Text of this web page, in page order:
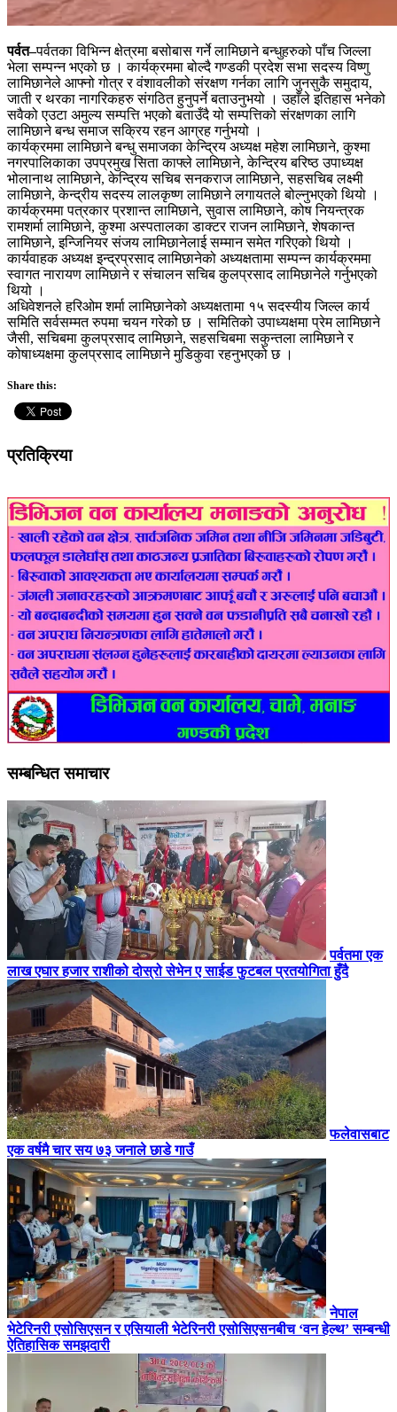
पर्वत–पर्वतका विभिन्न क्षेत्रमा बसोबास गर्ने लामिछाने बन्धुहरुको पाँच जिल्ला
भेला सम्पन्न भएको छ । कार्यक्रममा बोल्दै गण्डकी प्रदेश सभा सदस्य विष्णु
लामिछानेले आफ्नो गोत्र र वंशावलीको संरक्षण गर्नका लागि जुनसुकै समुदाय,
जाती र थरका नागरिकहरु संगठित हुनुपर्ने बताउनुभयो । उहाँले इतिहास भनेको
सवैको एउटा अमुल्य सम्पत्ति भएको बताउँदै यो सम्पत्तिको संरक्षणका लागि
लामिछाने बन्ध समाज सक्रिय रहन आग्रह गर्नुभयो ।
कार्यक्रममा लामिछाने बन्धु समाजका केन्द्रिय अध्यक्ष महेश लामिछाने, कुश्मा
नगरपालिकाका उपप्रमुख सिता काफ्ले लामिछाने, केन्द्रिय बरिष्ठ उपाध्यक्ष
भोलानाथ लामिछाने, केन्द्रिय सचिब सनकराज लामिछाने, सहसचिब लक्ष्मी
लामिछाने, केन्द्रीय सदस्य लालकृष्ण लामिछाने लगायतले बोल्नुभएको थियो ।
कार्यक्रममा पत्रकार प्रशान्त लामिछाने, सुवास लामिछाने, कोष नियन्त्रक
रामशर्मा लामिछाने, कुश्मा अस्पतालका डाक्टर राजन लामिछाने, शेषकान्त
लामिछाने, इन्जिनियर संजय लामिछानेलाई सम्मान समेत गरिएको थियो ।
कार्यवाहक अध्यक्ष इन्द्रप्रसाद लामिछानेको अध्यक्षतामा सम्पन्न कार्यक्रममा
स्वागत नारायण लामिछाने र संचालन सचिब कुलप्रसाद लामिछानेले गर्नुभएको
थियो ।
अधिवेशनले हरिओम शर्मा लामिछानेको अध्यक्षतामा १५ सदस्यीय जिल्ल कार्य
समिति सर्वसम्मत रुपमा चयन गरेको छ । समितिको उपाध्यक्षमा प्रेम लामिछाने
जैसी, सचिबमा कुलप्रसाद लामिछाने, सहसचिबमा सकुन्तला लामिछाने र
कोषाध्यक्षमा कुलप्रसाद लामिछाने मुडिकुवा रहनुभएको छ ।
Share this:
प्रतिक्रिया
सम्बन्धित समाचार
पर्वतमा एक
लाख एघार हजार राशीको दोस्रो सेभेन ए साईड फुटबल प्रतयोगिता हुँदै
फलेवासबाट
एक वर्षमै चार सय ७३ जनाले छाडे गाउँ
नेपाल
भेटेरिनरी एसोसिएसन र एसियाली भेटेरिनरी एसोसिएसनबीच ‘वन हेल्थ’ सम्बन्धी
ऐतिहासिक समझदारी